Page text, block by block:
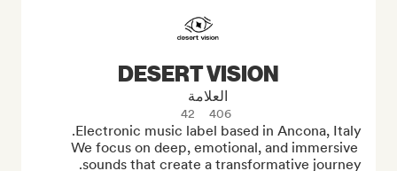
DESERT VISION
العلامة
406
42
We focus on deep, emotional, and immersive